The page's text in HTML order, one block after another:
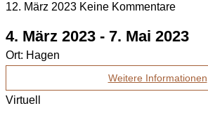
12. März 2023 Keine Kommentare
4. März 2023 - 7. Mai 2023
Ort: Hagen
Weitere Informationen
Virtuell